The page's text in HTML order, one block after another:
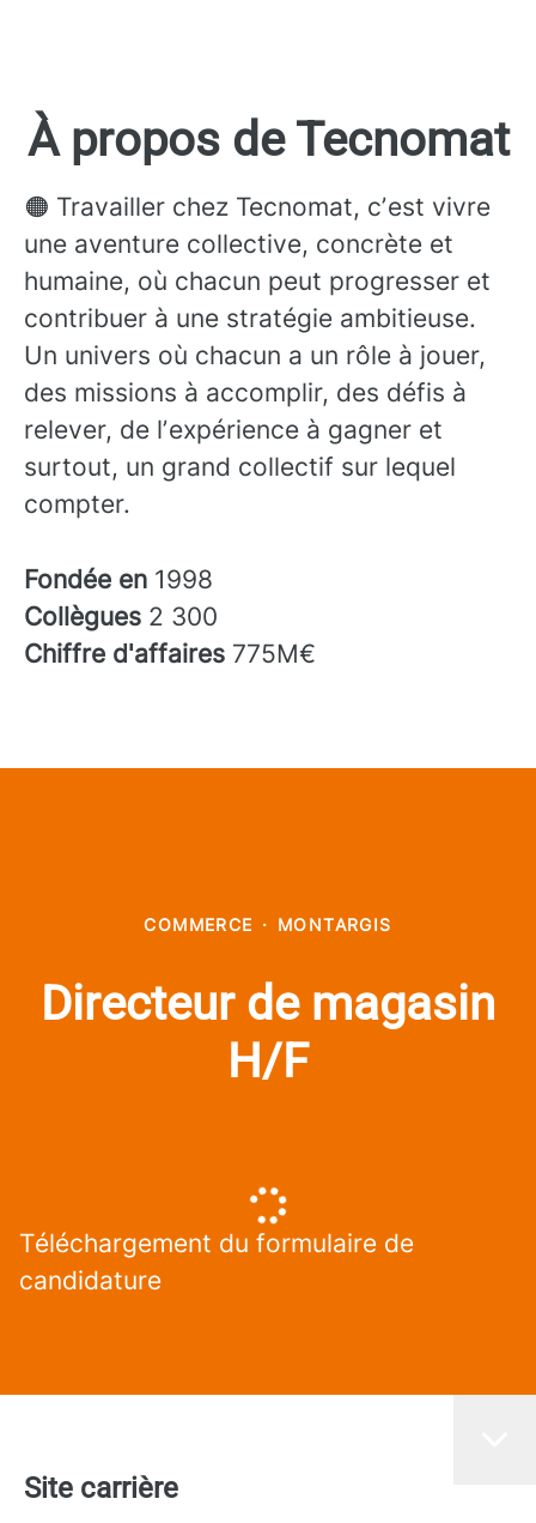
À propos de Tecnomat
🟠 Travailler chez Tecnomat, cʼest vivre
une aventure collective, concrète et
humaine, où chacun peut progresser et
contribuer à une stratégie ambitieuse.
Un univers où chacun a un rôle à jouer,
des missions à accomplir, des défis à
relever, de lʼexpérience à gagner et
surtout, un grand collectif sur lequel
compter.
Fondée en 1998
Collègues 2 300
Chiffre d'affaires 775M€
COMMERCE · MONTARGIS
Directeur de magasin
H/F
Téléchargement du formulaire de
candidature
Site carrière